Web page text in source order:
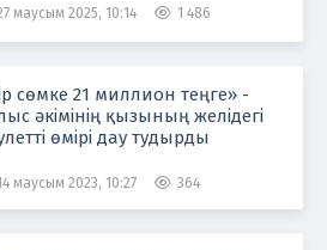
маусым 2025, 10:14 1 486
сөмке 21 миллион теңге» -
әкімінің қызының желідегі
өмірі дау тудырды
маусым 2023, 10:27 364